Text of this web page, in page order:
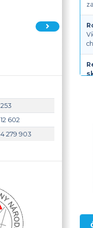
253
12 602
4 279 903